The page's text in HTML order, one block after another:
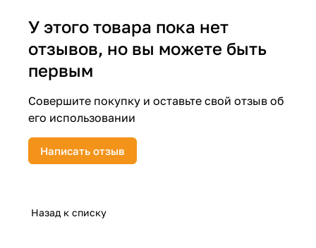
У этого товара пока нет
отзывов, но вы можете быть
первым
Совершите покупку и оставьте свой отзыв об
его использовании
Написать отзыв
Назад к списку